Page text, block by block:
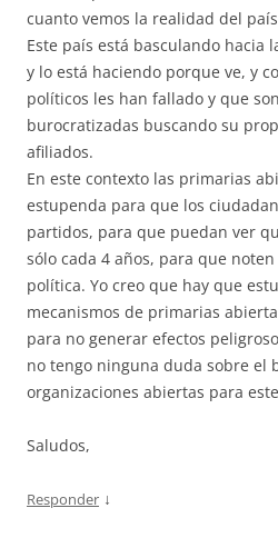
cuanto vemos la realidad del
Este país está basculando hacia
y lo está haciendo porque ve, y
políticos les han fallado y que
burocratizadas buscando su
afiliados.
En este contexto las primarias
estupenda para que los
partidos, para que puedan ver
sólo cada 4 años, para que
política. Yo creo que hay que
mecanismos de primarias
para no generar efectos
no tengo ninguna duda sobre el
organizaciones abiertas para
Saludos,
Responder ↓